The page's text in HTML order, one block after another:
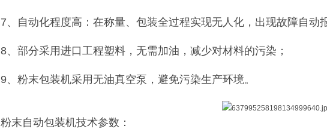
7、自动化程度高：在称量、包装全过程实现无人化，出现故障自动
8、部分采用进口工程塑料，无需加油，减少对材料的污染；
9、粉末包装机采用无油真空泵，避免污染生产环境。
粉末自动包装机技术参数：